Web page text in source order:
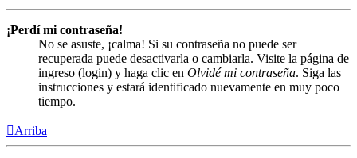
¡Perdí mi contraseña!
No se asuste, ¡calma! Si su contraseña no puede ser
recuperada puede desactivarla o cambiarla. Visite la página de
ingreso (login) y haga clic en Olvidé mi contraseña. Siga las
instrucciones y estará identificado nuevamente en muy poco
tiempo.
Arriba